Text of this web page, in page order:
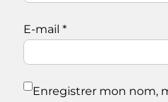
E-mail *
Enregistrer mon nom,